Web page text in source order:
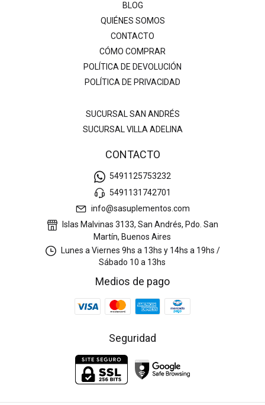
BLOG
QUIÉNES SOMOS
CONTACTO
CÓMO COMPRAR
POLÍTICA DE DEVOLUCIÓN
POLÍTICA DE PRIVACIDAD
SUCURSAL SAN ANDRÉS
SUCURSAL VILLA ADELINA
CONTACTO
5491125753232
5491131742701
info@sasuplementos.com
Islas Malvinas 3133, San Andrés, Pdo. San
Martín, Buenos Aires
Lunes a Viernes 9hs a 13hs y 14hs a 19hs /
Sábado 10 a 13hs
Medios de pago
Seguridad